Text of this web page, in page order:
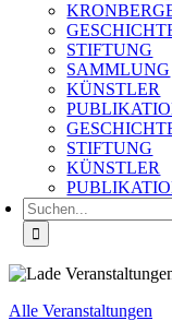
STIFTUNG
SAMMLUNG
KÜNSTLER
STIFTUNG
KÜNSTLER
Suche
nach:
Alle Veranstaltungen